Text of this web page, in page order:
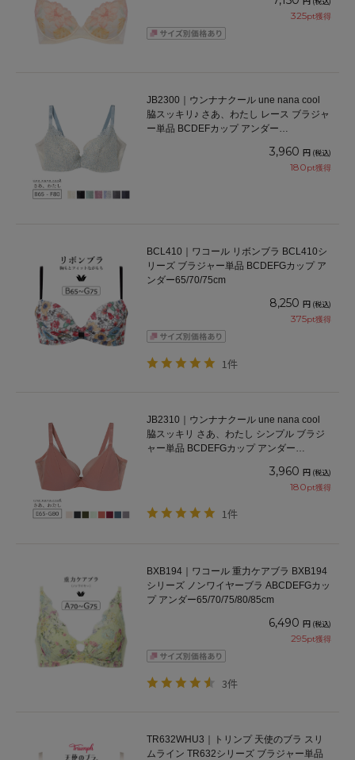
325pt獲得
JB2300｜ウンナナクール une nana cool
脇スッキリ♪ さあ、わたし レース ブラジャ
ー単品 BCDEFカップ アンダー
3,960 円 (税込)
180pt獲得
BCL410｜ワコール リボンブラ BCL410シ
リーズ ブラジャー単品 BCDEFGカップ ア
ンダー65/70/75cm
8,250 円 (税込)
375pt獲得
1件
JB2310｜ウンナナクール une nana cool
脇スッキリ さあ、わたし シンプル ブラジ
ャー単品 BCDEFGカップ アンダー
3,960 円 (税込)
180pt獲得
1件
BXB194｜ワコール 重力ケアブラ BXB194
シリーズ ノンワイヤーブラ ABCDEFGカッ
プ アンダー65/70/75/80/85cm
6,490 円 (税込)
295pt獲得
3件
TR632WHU3｜トリンプ 天使のブラ スリ
ムライン TR632シリーズ ブラジャー単品